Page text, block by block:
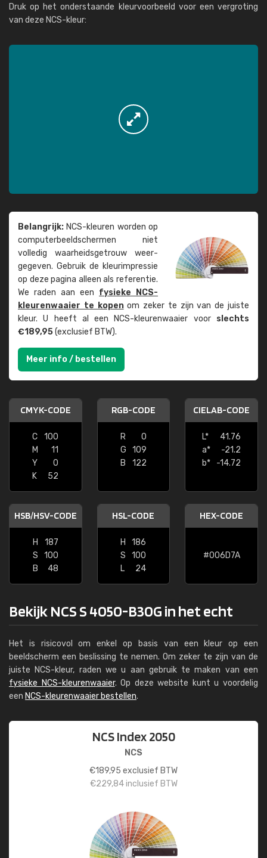
Druk op het onderstaande kleurvoorbeeld voor een vergroting
van deze NCS-kleur:
Belangrijk: NCS-kleuren worden op
computer­beeld­schermen niet
volledig waarheids­­getrouw weer­
gegeven. Gebruik de kleur­impressie
op deze pagina alleen als referentie.
We raden aan een fysieke NCS-
kleuren­waaier te kopenom zeker te zijn van de juiste
kleur. U heeft al een NCS-kleuren­waaier voor slechts
€189,95(exclusief BTW).
Meer info / bestellen
CMYK-CODE
C
100
M
11
Y
0
K
52
RGB-CODE
R
0
G
109
B
122
CIELAB-CODE
L*
41.76
a*
-21.2
b*
-14.72
HSB/HSV-CODE
H
187
S
100
B
48
HSL-CODE
H
186
S
100
L
24
HEX-CODE
#006D7A
Bekijk NCS S 4050-B30G in het echt
Het is risicovol om enkel op basis van een kleur op een
beeldscherm een beslissing te nemen. Om zeker te zijn van de
juiste NCS-kleur, raden we u aan gebruik te maken van een
fysieke NCS-kleurenwaaier. Op deze website kunt u voordelig
een NCS-kleurenwaaier bestellen.
NCS Index 2050
NCS
€189,95 exclusief BTW
€229,84inclusief BTW